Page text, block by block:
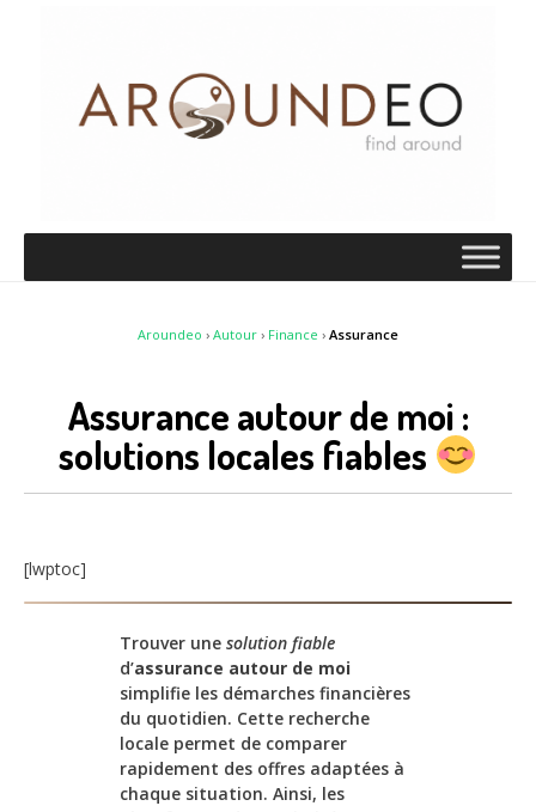
Aroundeo › Autour › Finance › Assurance
Assurance autour de moi :
solutions locales fiables
[lwptoc]
Trouver une solution fiable
d’assurance autour de moi
simplifie les démarches financières
du quotidien. Cette recherche
locale permet de comparer
rapidement des offres adaptées à
chaque situation. Ainsi, les